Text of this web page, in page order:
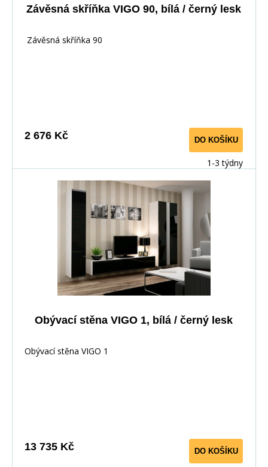
Závěsná skříňka VIGO 90, bílá / černý lesk
Závěsná skříňka 90
2 676 Kč DO KOŠÍKU
1-3 týdny
Obývací stěna VIGO 1, bílá / černý lesk
Obývací stěna VIGO 1
13 735 Kč DO KOŠÍKU